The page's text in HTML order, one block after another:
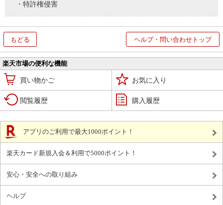
・特許権侵害
もどる ヘルプ・問い合わせトップ
楽天市場の便利な機能
買い物かご お気に入り
閲覧履歴 購入履歴
アプリのご利用で最大1000ポイント！
楽天カード新規入会＆利用で5000ポイント！
安心・安全への取り組み
ヘルプ